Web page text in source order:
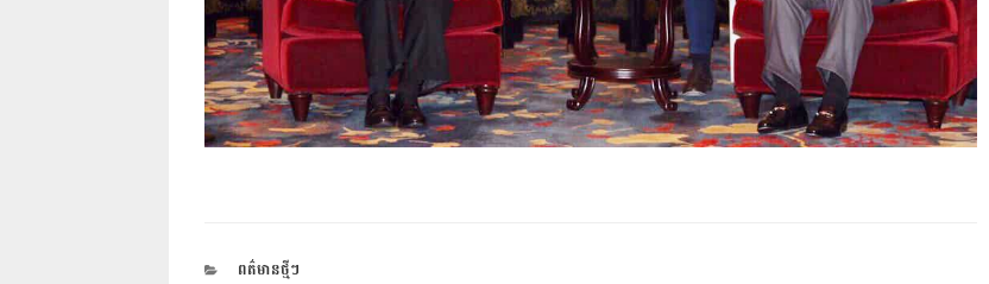
CATEGORIES
ពត៌មានថ្មីៗ